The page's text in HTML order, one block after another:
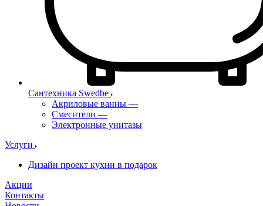
Сантехника Swedbe
Акриловые ванны —
Смесители —
Электронные унитазы
Услуги
Дизайн проект кухни в подарок
Акции
Контакты